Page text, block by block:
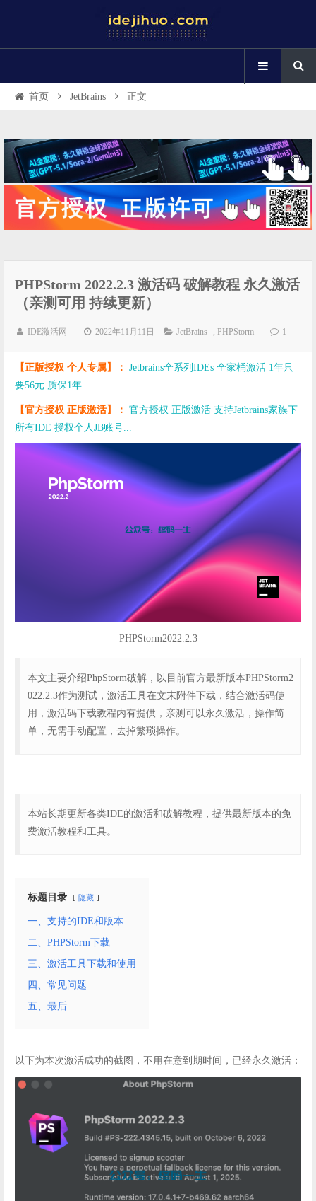
首页 JetBrains 正文
PHPStorm 2022.2.3 激活码 破解教程 永久激活
（亲测可用 持续更新）
IDE激活网 2022年11月11日 JetBrains ,PHPStorm 1
【正版授权 个人专属】： Jetbrains全系列IDEs 全家桶激活 1年只
要56元 质保1年...
【官方授权 正版激活】： 官方授权 正版激活 支持Jetbrains家族下
所有IDE 授权个人JB账号...
PHPStorm2022.2.3
本文主要介绍PhpStorm破解，以目前官方最新版本PHPStorm2
022.2.3作为测试，激活工具在文末附件下载，结合激活码使
用，激活码下载教程内有提供，亲测可以永久激活，操作简
单，无需手动配置，去掉繁琐操作。
本站长期更新各类IDE的激活和破解教程，提供最新版本的免
费激活教程和工具。
标题目录 隐藏
一、支持的IDE和版本
二、PHPStorm下载
三、激活工具下载和使用
四、常见问题
五、最后
以下为本次激活成功的截图，不用在意到期时间，已经永久激活：